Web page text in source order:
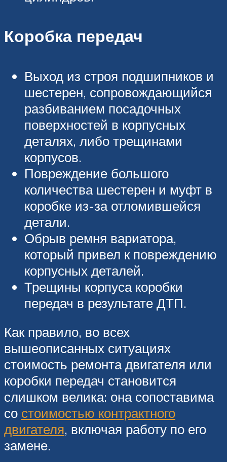
Коробка передач
Выход из строя подшипников и
шестерен, сопровождающийся
разбиванием посадочных
поверхностей в корпусных
деталях, либо трещинами
корпусов.
Повреждение большого
количества шестерен и муфт в
коробке из-за отломившейся
детали.
Обрыв ремня вариатора,
который привел к повреждению
корпусных деталей.
Трещины корпуса коробки
передач в результате ДТП.
Как правило, во всех
вышеописанных ситуациях
стоимость ремонта двигателя или
коробки передач становится
слишком велика: она сопоставима
со стоимостью контрактного
двигателя, включая работу по его
замене.